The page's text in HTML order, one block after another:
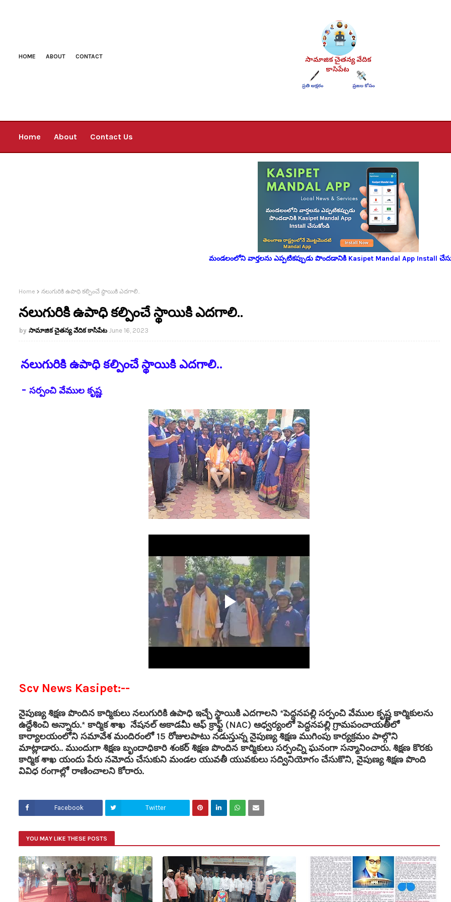
HOME ABOUT CONTACT
Home About Contact Us
మండలంలోని వార్తలను ఎప్పటికప్పుడు పొందడానికి Kasipet Mandal App Install
Home నలుగురికి ఉపాధి కల్పించే స్థాయికి ఎదగాలి..
నలుగురికి ఉపాధి కల్పించే స్థాయికి ఎదగాలి..
సామాజిక చైతన్య వేదిక కాసిపేట June 16, 2023
నలుగురికి ఉపాధి కల్పించే స్థాయికి ఎదగాలి..
- సర్పంచి వేముల కృష్ణ
Scv News Kasipet:--
నైపుణ్య శిక్షణ పొందిన కార్మికులు నలుగురికి ఉపాధి ఇచ్చే స్థాయికి ఎదగాలని *పెద్దనపల్లి సర్పంచి వేముల కృష్ణ కార్మికులను
ఉద్దేశించి అన్నారు.* కార్మిక శాఖ నేషనల్ అకాడమీ ఆఫ్ క్రాఫ్ట్ (NAC) ఆధ్వర్యంలో పెద్దనపల్లి గ్రామపంచాయతీలో
కార్యాలయంలోని సమావేశ మందిరంలో 15 రోజులపాటు నడుస్తున్న నైపుణ్య శిక్షణ ముగింపు కార్యక్రమం పాల్గొని
మాట్లాడారు.. ముందుగా శిక్షణ బృందాధికారి శంకర్ శిక్షణ పొందిన కార్మికులు సర్పంచ్ని ఘనంగా సన్మానించారు. శిక్షణ కొరకు
కార్మిక శాఖ యందు పేరు నమోదు చేసుకుని మండల యువతీ యువకులు సద్వినియోగం చేసుకొని, నైపుణ్య శిక్షణ పొంది
వివిధ రంగాల్లో రాణించాలని కోరారు.
Facebook Twitter
YOU MAY LIKE THESE POSTS